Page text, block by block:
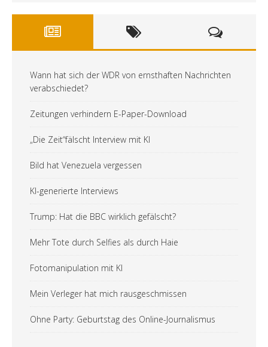
Wann hat sich der WDR von ernsthaften Nachrichten
verabschiedet?
Zeitungen verhindern E-Paper-Download
„Die Zeit“fälscht Interview mit KI
Bild hat Venezuela vergessen
KI-generierte Interviews
Trump: Hat die BBC wirklich gefälscht?
Mehr Tote durch Selfies als durch Haie
Fotomanipulation mit KI
Mein Verleger hat mich rausgeschmissen
Ohne Party: Geburtstag des Online-Journalismus